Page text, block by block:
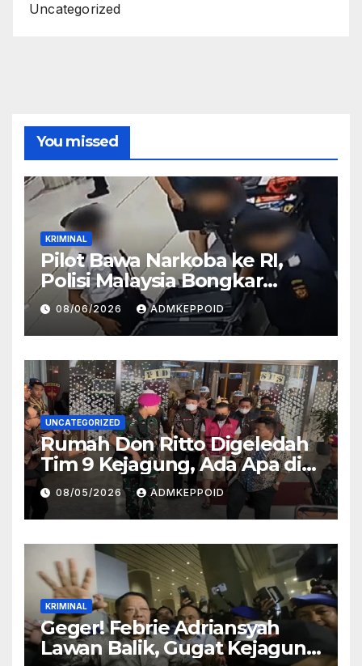
Uncategorized
You missed
KRIMINAL
Pilot Bawa Narkoba ke RI,
Polisi Malaysia Bongkar
Sosok Pemasok di Balik
Kasus Ini
08/06/2026 ADMKEPPOID
UNCATEGORIZED
Rumah Don Ritto Digeledah
Tim 9 Kejagung, Ada Apa di
Balik Kasus TPPU Febrie?
08/05/2026 ADMKEPPOID
KRIMINAL
Geger! Febrie Adriansyah
Lawan Balik, Gugat Kejagung